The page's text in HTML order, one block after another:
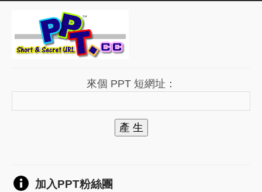
來個 PPT 短網址：
產 生
加入PPT粉絲團